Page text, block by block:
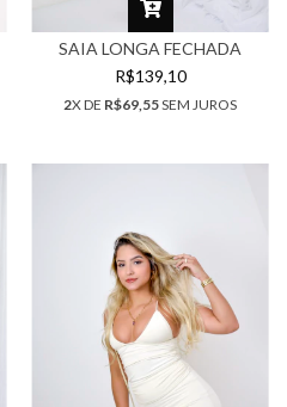
SAIA LONGA FECHADA
R$139,10
2X DE R$69,55SEM JUROS